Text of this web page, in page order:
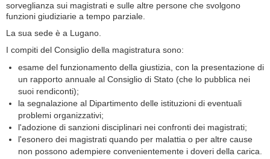
sorveglianza sui magistrati e sulle altre persone che svolgono
funzioni giudiziarie a tempo parziale.
La sua sede è a Lugano.
I compiti del Consiglio della magistratura sono:
esame del funzionamento della giustizia, con la presentazione di
un rapporto annuale al Consiglio di Stato (che lo pubblica nei
suoi rendiconti);
la segnalazione al Dipartimento delle istituzioni di eventuali
problemi organizzativi;
l'adozione di sanzioni disciplinari nei confronti dei magistrati;
l'esonero dei magistrati quando per malattia o per altre cause
non possono adempiere convenientemente i doveri della carica.